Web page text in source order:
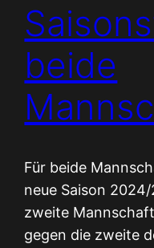
beide
Für beide
neue Saison
zweite
gegen die zweite